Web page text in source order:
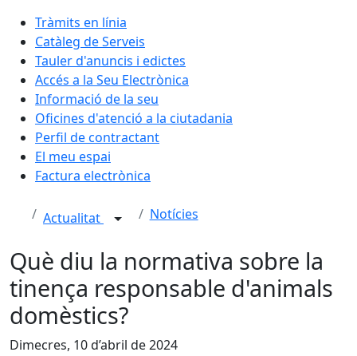
Tràmits en línia
Catàleg de Serveis
Tauler d'anuncis i edictes
Accés a la Seu Electrònica
Informació de la seu
Oficines d'atenció a la ciutadania
Perfil de contractant
El meu espai
Factura electrònica
Actualitat Notícies
Què diu la normativa sobre la
tinença responsable d'animals
domèstics?
Dimecres, 10 d’abril de 2024